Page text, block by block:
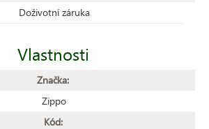
Doživotní záruka
Vlastnosti
Značka:
Zippo
Kód: